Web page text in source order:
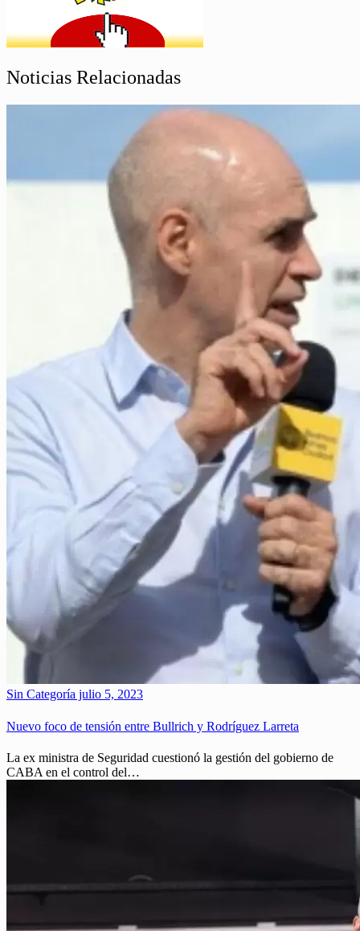
Noticias Relacionadas
Sin Categoría julio 5, 2023
Nuevo foco de tensión entre Bullrich y Rodríguez Larreta
La ex ministra de Seguridad cuestionó la gestión del gobierno de
CABA en el control del…